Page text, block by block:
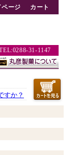
ページ カート
31-1147
すか？